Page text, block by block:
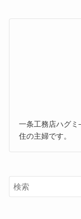
一条工務店ハグ
住の主婦です。